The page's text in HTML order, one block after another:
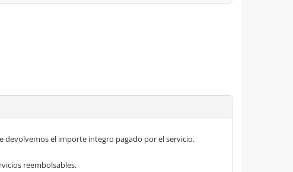
devolvemos el importe integro pagado por el servicio.
reembolsables.